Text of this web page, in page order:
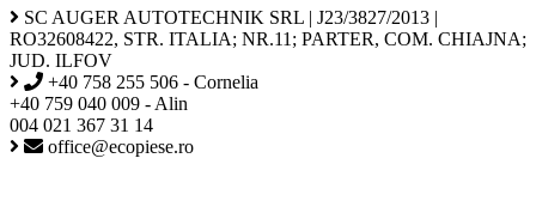
SC AUGER AUTOTECHNIK SRL | J23/3827/2013 |
RO32608422, STR. ITALIA; NR.11; PARTER, COM. CHIAJNA;
JUD. ILFOV
+40 758 255 506 - Cornelia
+40 759 040 009 - Alin
004 021 367 31 14
office@ecopiese.ro